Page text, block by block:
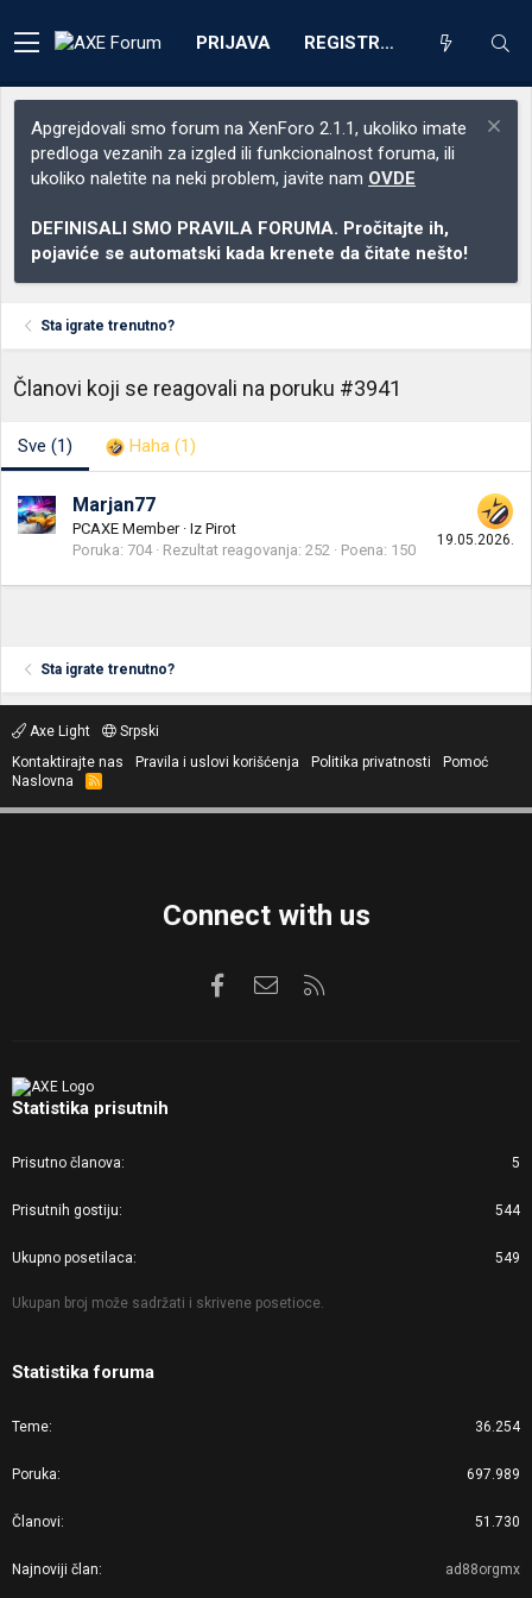
PRIJAVA REGISTRACIJA
Apgrejdovali smo forum na XenForo 2.1.1, ukoliko imate
predloga vezanih za izgled ili funkcionalnost foruma, ili
ukoliko naletite na neki problem, javite nam OVDE
DEFINISALI SMO PRAVILA FORUMA. Pročitajte ih,
pojaviće se automatski kada krenete da čitate nešto!
Sta igrate trenutno?
Članovi koji se reagovali na poruku #3941
Sve (1) Haha (1)
19.05.2026.
Marjan77
PCAXE Member · Iz Pirot
Poruka 704 Rezultat reagovanja 252 Poena 150
Sta igrate trenutno?
Axe Light
Srpski
Kontaktirajte nas
Pravila i uslovi korišćenja Politika privatnosti
Pomoć
Naslovna
R
S
Connect with us
FacebookKontaktirajte nas
Statistika prisutnih
Prisutno članova 5
Prisutnih gostiju 544
Ukupno posetilaca 549
Ukupan broj može sadržati i skrivene posetioce.
Statistika foruma
Teme 36.254
Poruka 697.989
Članovi 51.730
Najnoviji član ad88orgmx